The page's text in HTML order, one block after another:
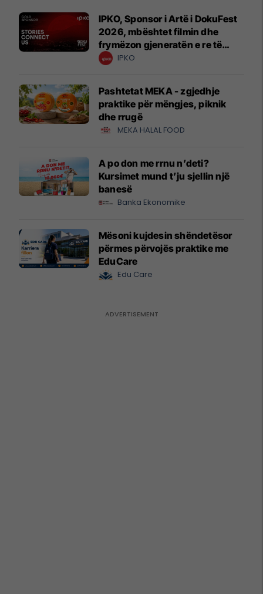
IPKO, Sponsor i Artë i DokuFest
2026, mbështet filmin dhe
frymëzon gjeneratën e re të
krijuesve
IPKO
Pashtetat MEKA - zgjedhje
praktike për mëngjes, piknik
dhe rrugë
MEKA HALAL FOOD
A po don me rrnu n’deti?
Kursimet mund t’ju sjellin një
banesë
Banka Ekonomike
Mësoni kujdesin shëndetësor
përmes përvojës praktike me
EduCare
Edu Care